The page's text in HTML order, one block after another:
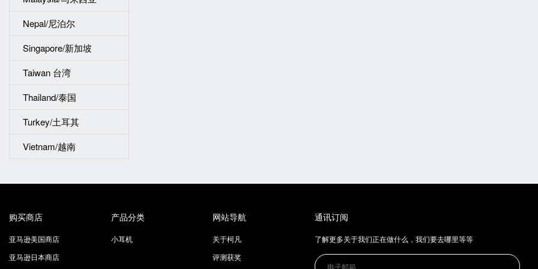
Nepal/尼泊尔
Singapore/新加坡
Taiwan 台湾
Thailand/泰国
Turkey/土耳其
Vietnam/越南
购买商店
亚马逊美国商店
亚马逊日本商店
产品分类
小耳机
网站导航
关于柯凡
评测获奖
通讯订阅
了解更多关于我们正在做什么，我们要去哪里等等